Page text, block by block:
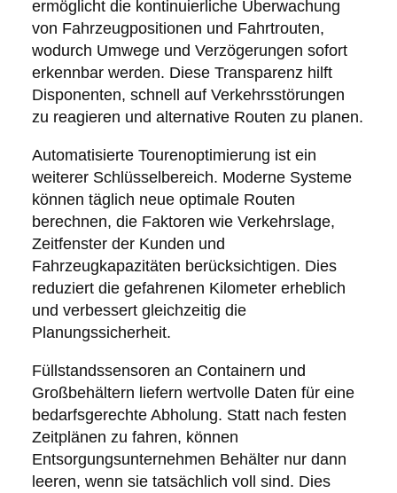
ermöglicht die kontinuierliche Überwachung
von Fahrzeugpositionen und Fahrtrouten,
wodurch Umwege und Verzögerungen sofort
erkennbar werden. Diese Transparenz hilft
Disponenten, schnell auf Verkehrsstörungen
zu reagieren und alternative Routen zu planen.
Automatisierte Tourenoptimierung ist ein
weiterer Schlüsselbereich. Moderne Systeme
können täglich neue optimale Routen
berechnen, die Faktoren wie Verkehrslage,
Zeitfenster der Kunden und
Fahrzeugkapazitäten berücksichtigen. Dies
reduziert die gefahrenen Kilometer erheblich
und verbessert gleichzeitig die
Planungssicherheit.
Füllstandssensoren an Containern und
Großbehältern liefern wertvolle Daten für eine
bedarfsgerechte Abholung. Statt nach festen
Zeitplänen zu fahren, können
Entsorgungsunternehmen Behälter nur dann
leeren, wenn sie tatsächlich voll sind. Dies